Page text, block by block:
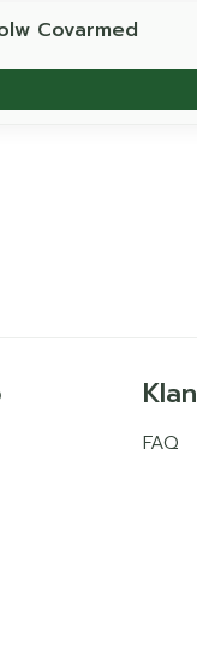
Covarmed
FAQ